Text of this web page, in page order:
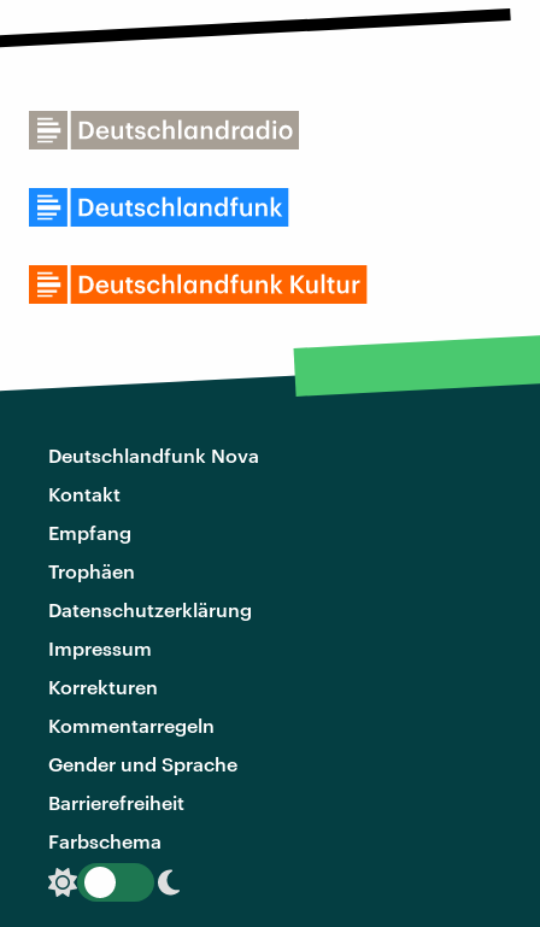
Deutschlandfunk Nova
Kontakt
Empfang
Trophäen
Datenschutzerklärung
Impressum
Korrekturen
Kommentarregeln
Gender und Sprache
Barrierefreiheit
Farbschema